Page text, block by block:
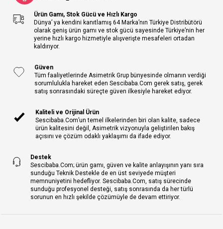
Ürün Gamı, Stok Gücü ve Hızlı Kargo
Dünya’ ya kendini kanıtlamış 64 Marka’nın Türkiye Distribütörü
olarak geniş ürün gamı ve stok gücü sayesinde Türkiye’nin her
yerine hızlı kargo hizmetiyle alışverişte mesafeleri ortadan
kaldırıyor.
Güven
Tüm faaliyetlerinde Asimetrik Grup bünyesinde olmanın verdiği
sorumlulukla hareket eden Sescibaba.Com gerek satış, gerek
satış sonrasındaki süreçte güven ilkesiyle hareket ediyor.
Kaliteli ve Orijinal Ürün
Sescibaba.Com’un temel ilkelerinden biri olan kalite, sadece
ürün kalitesini değil, Asimetrik vizyonuyla geliştirilen bakış
açısını ve çözüm odaklı yaklaşımı da ifade ediyor.
Destek
Sescibaba.Com; ürün gamı, güven ve kalite anlayışının yanı sıra
sunduğu Teknik Destekle de en üst seviyede müşteri
memnuniyetini hedefliyor. Sescibaba.Com, satış sürecinde
sunduğu profesyonel desteği, satış sonrasında da her türlü
sorunun en hızlı şekilde çözümüyle de devam ettiriyor.